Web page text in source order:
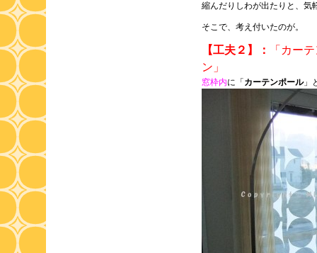
縮んだりしわが出たりと、気
そこで、考え付いたのが。
【工夫２】：
「カー
ン」
窓枠内に「 カーテンポール」